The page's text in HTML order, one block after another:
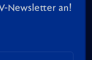
Newsletter an!